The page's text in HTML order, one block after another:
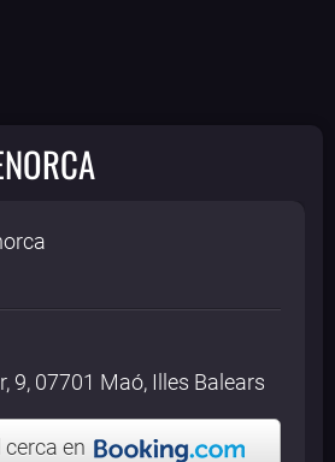
9, 07701 Maó, Illes Balears
en